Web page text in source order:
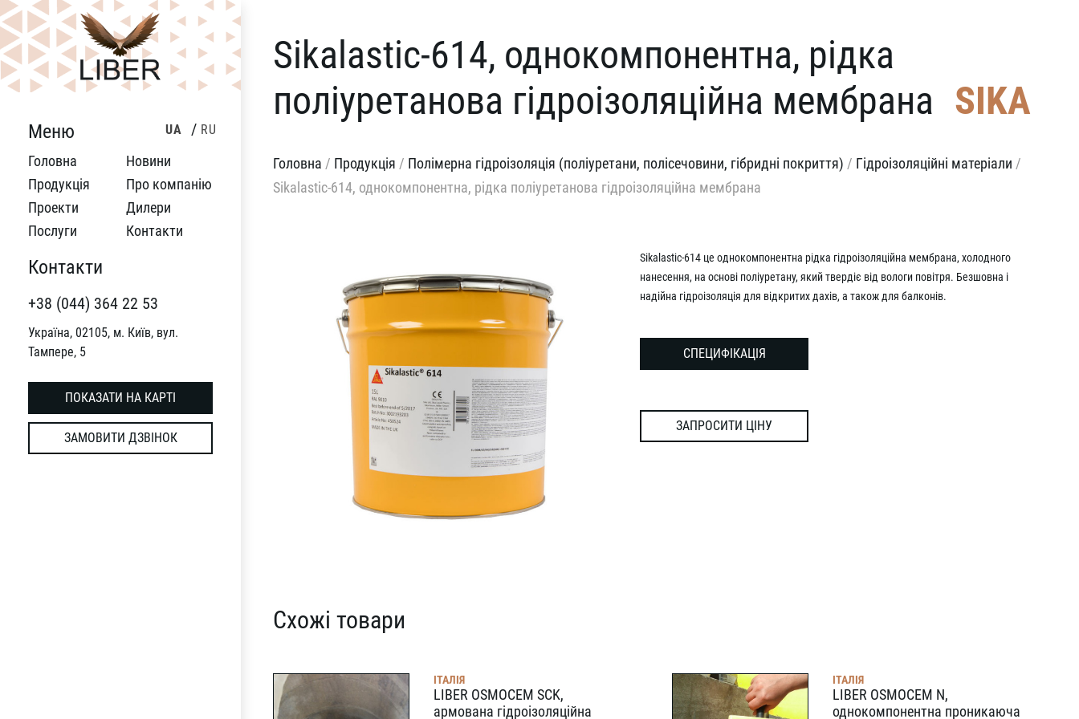
UA RU
Меню
Головна
Продукція
Проекти
Послуги
Новини
Про компанію
Дилери
Контакти
Контакти
+38 (044) 364 22 53
Україна, 02105, м. Київ, вул.
Тампере, 5
ПОКАЗАТИ НА КАРТІ
ЗАМОВИТИ ДЗВІНОК
Sikalastic-614, однокомпонентна, рідка
поліуретанова гідроізоляційна мембрана SIKA
Головна / Продукція / Полімерна гідроізоляція (поліуретани, полісечовини, гібридні покриття) / Гідроізоляційні матеріали /
Sikalastic-614, однокомпонентна, рідка поліуретанова гідроізоляційна мембрана
Sikalastic-614 це однокомпонентна рідка гідроізоляційна мембрана, холодного
нанесення, на основі поліуретану, який твердіє від вологи повітря. Безшовна і
надійна гідроізоляція для відкритих дахів, а також для балконів.
СПЕЦИФІКАЦІЯ
ЗАПРОСИТИ ЦІНУ
Схожі товари
ІТАЛІЯ
LIBER OSMOCEM SCK,
армована гідроізоляційна
ІТАЛІЯ
LIBER OSMOCEM N,
однокомпонентна проникаюча